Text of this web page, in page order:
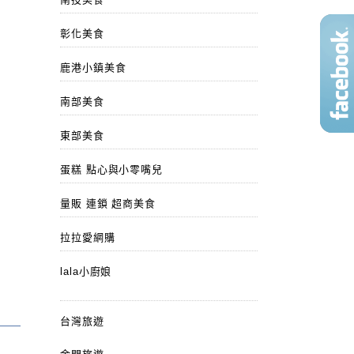
彰化美食
鹿港小鎮美食
南部美食
東部美食
蛋糕 點心與小零嘴兒
量販 連鎖 超商美食
拉拉愛網購
lala小廚娘
台灣旅遊